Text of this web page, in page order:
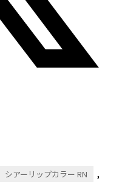
シアーリップカラー RN ,